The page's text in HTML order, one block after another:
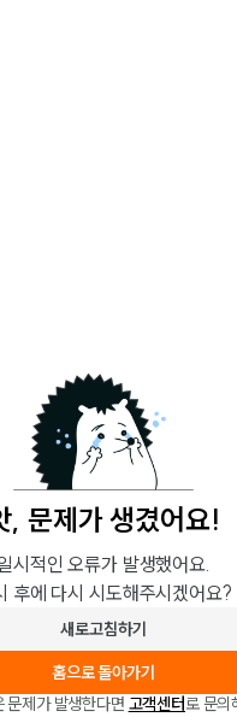
, 문제가 생겼어요!
시적인 오류가 발생했어요.
후에 다시 시도해주시겠어요?
새로고침하기
홈으로 돌아가기
문제가 발생한다면 고객센터로 문의